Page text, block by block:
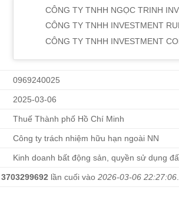
CÔNG TY TNHH NGỌC TRINH
CÔNG TY TNHH INVESTMENT
CÔNG TY TNHH INVESTMENT
0969240025
2025-03-06
Thuế Thành phố Hồ Chí Minh
Công ty trách nhiệm hữu hạn ngoài NN
Kinh doanh bất động sản, quyền sử dụng
3703299692 lần cuối vào 2026-03-06 22:27:06